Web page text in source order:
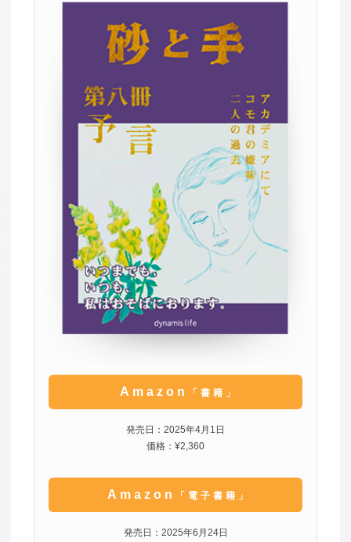
Amazon 「書籍」
発売日：2025年4月1日
価格：¥2,360
Amazon 「電子書籍」
発売日：2025年6月24日